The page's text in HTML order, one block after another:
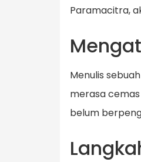
Paramacitra,
Menulis
merasa
belum